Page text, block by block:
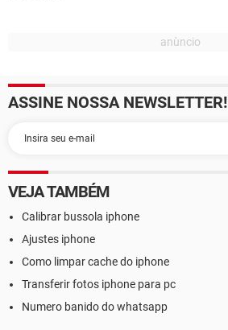
ASSINE NOSSA NEWSLETTER!
VEJA TAMBÉM
Calibrar bussola iphone
Ajustes iphone
Como limpar cache do iphone
Transferir fotos iphone para pc
Numero banido do whatsapp